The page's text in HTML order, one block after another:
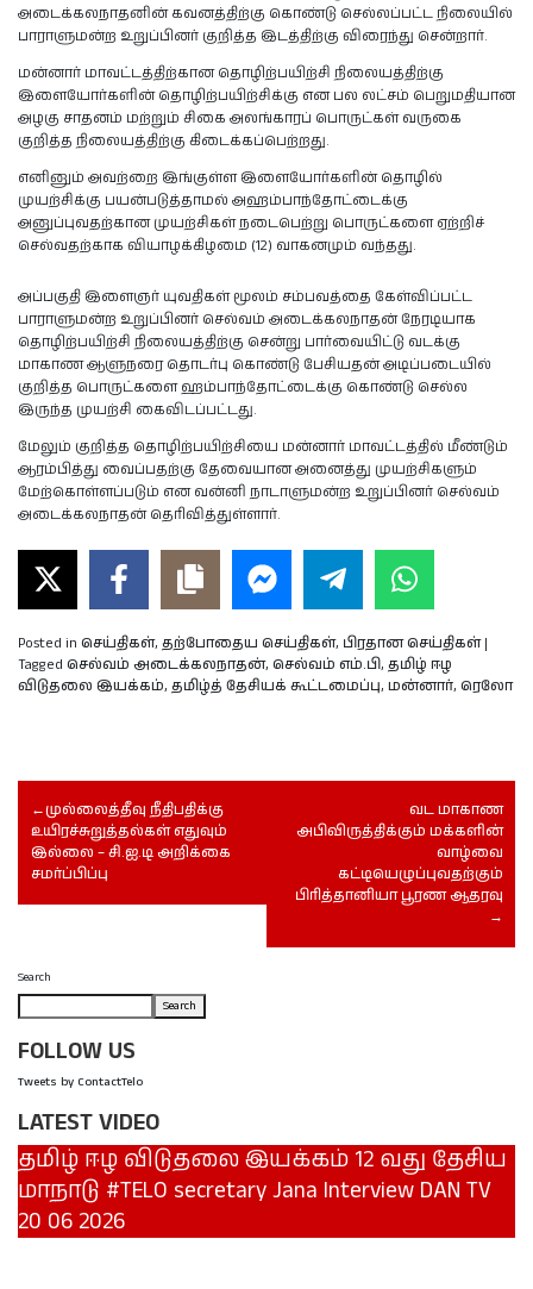
அடைக்கலநாதனின் கவனத்திற்கு கொண்டு செல்லப்பட்ட நிலையில்
பாராளுமன்ற உறுப்பினர் குறித்த இடத்திற்கு விரைந்து சென்றார்.
மன்னார் மாவட்டத்திற்கான தொழிற்பயிற்சி நிலையத்திற்கு
இளையோர்களின் தொழிற்பயிற்சிக்கு என பல லட்சம் பெறுமதியான
அழகு சாதனம் மற்றும் சிகை அலங்காரப் பொருட்கள் வருகை
குறித்த நிலையத்திற்கு கிடைக்கப்பெற்றது.
எனினும் அவற்றை இங்குள்ள இளையோர்களின் தொழில்
முயற்சிக்கு பயன்படுத்தாமல் அஹம்பாந்தோட்டைக்கு
அனுப்புவதற்கான முயற்சிகள் நடைபெற்று பொருட்களை ஏற்றிச்
செல்வதற்காக வியாழக்கிழமை (12) வாகனமும் வந்தது.
அப்பகுதி இளைஞர் யுவதிகள் மூலம் சம்பவத்தை கேள்விப்பட்ட
பாராளுமன்ற உறுப்பினர் செல்வம் அடைக்கலநாதன் நேரடியாக
தொழிற்பயிற்சி நிலையத்திற்கு சென்று பார்வையிட்டு வடக்கு
மாகாண ஆளுநரை தொடர்பு கொண்டு பேசியதன் அடிப்படையில்
குறித்த பொருட்களை ஹம்பாந்தோட்டைக்கு கொண்டு செல்ல
இருந்த முயற்சி கைவிடப்பட்டது.
மேலும் குறித்த தொழிற்பயிற்சியை மன்னார் மாவட்டத்தில் மீண்டும்
ஆரம்பித்து வைப்பதற்கு தேவையான அனைத்து முயற்சிகளும்
மேற்கொள்ளப்படும் என வன்னி நாடாளுமன்ற உறுப்பினர் செல்வம்
அடைக்கலநாதன் தெரிவித்துள்ளார்.
Posted in செய்திகள், தற்போதைய செய்திகள், பிரதான செய்திகள்|
Tagged செல்வம் அடைக்கலநாதன், செல்வம் எம்.பி, தமிழ் ஈழ
விடுதலை இயக்கம், தமிழ்த் தேசியக் கூட்டமைப்பு, மன்னார், ரெலோ
முல்லைத்தீவு நீதிபதிக்கு
உயிரச்சுறுத்தல்கள் எதுவும்
இல்லை – சி.ஐ.டி அறிக்கை
சமர்ப்பிப்பு
வட மாகாண
அபிவிருத்திக்கும் மக்களின்
வாழ்வை
கட்டியெழுப்புவதற்கும்
பிரித்தானியா பூரண ஆதரவு
Search
Search
FOLLOW US
Tweets by ContactTelo
LATEST VIDEO
தமிழ் ஈழ விடுதலை இயக்கம் 12 வது தேசிய
மாநாடு #TELO secretary Jana Interview DAN TV
20 06 2026